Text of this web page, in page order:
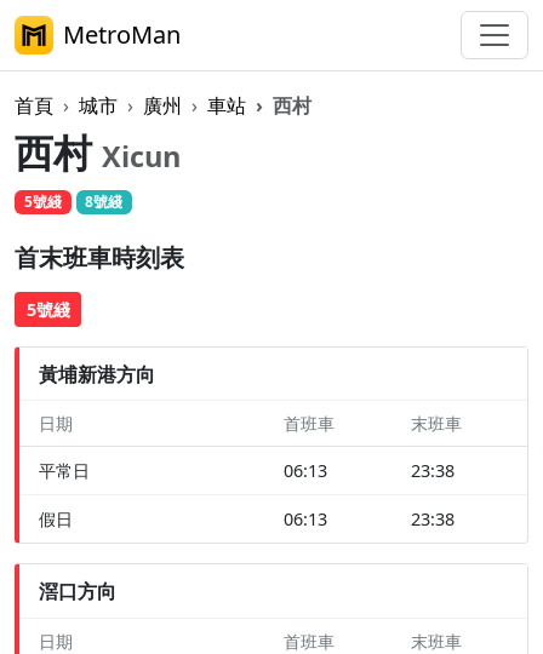
MetroMan
首頁 城市 廣州 車站 西村
西村 Xicun
5號綫 8號綫
首末班車時刻表
5號綫
黃埔新港方向
日期 首班車 末班車
平常日 06:13 23:38
假日 06:13 23:38
滘口方向
日期 首班車 末班車